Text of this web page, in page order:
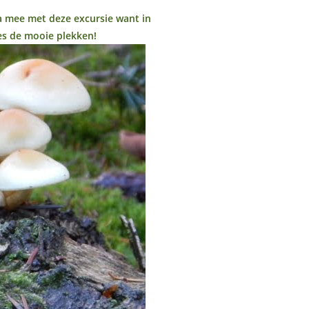
met deze excursie want in
de mooie plekken!